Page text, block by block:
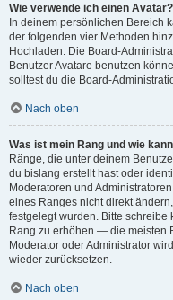
Wie verwende ich einen Avatar?
In deinem persönlichen Bereich
der folgenden vier Methoden
Hochladen. Die Board-
Benutzer Avatare benutzen
solltest du die Board-
Nach oben
Was ist mein Rang und wie
Ränge, die unter deinem
du bislang erstellt hast oder
Moderatoren und
eines Ranges nicht direkt
festgelegt wurden. Bitte
Rang zu erhöhen — die meisten
Moderator oder Administrator
wieder zurücksetzen.
Nach oben